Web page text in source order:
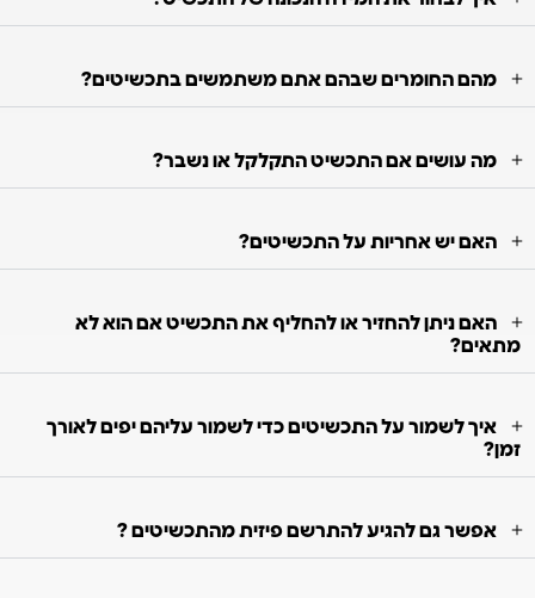
מהם החומרים שבהם אתם משתמשים בתכשיטים?
מה עושים אם התכשיט התקלקל או נשבר?
האם יש אחריות על התכשיטים?
האם ניתן להחזיר או להחליף את התכשיט אם הוא לא
מתאים?
איך לשמור על התכשיטים כדי לשמור עליהם יפים לאורך
זמן?
אפשר גם להגיע להתרשם פיזית מהתכשיטים ?